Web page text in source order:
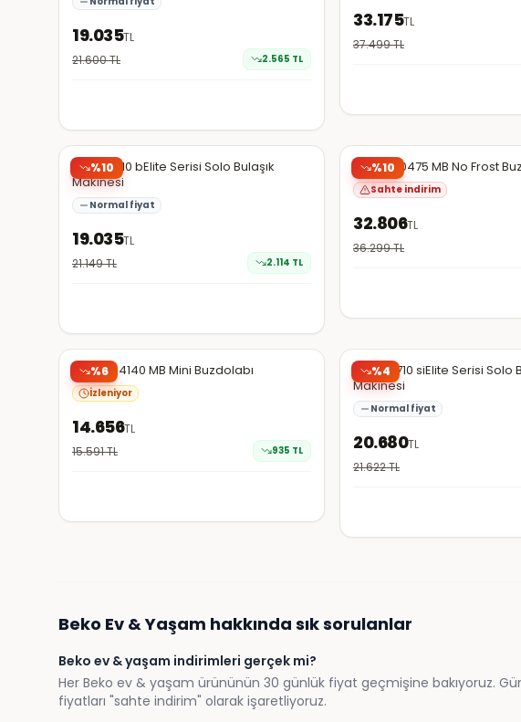
19.035TL
21.600TL 2.565 TL
33.175TL
37.499TL
%10
Hepsiburada
Beko B 710 bElite Serisi Solo Bulaşık
Makinesi
Normal fiyat
19.035TL
21.149TL 2.114 TL
%10
Beko 670475 MB No Frost
Sahte indirim
32.806TL
36.299TL
%6
Hepsiburada
Beko 754140 MB Mini Buzdolabı
İzleniyor
14.656TL
15.591TL 935 TL
%4
Beko B 710 siElite Serisi Solo
Makinesi
Normal fiyat
20.680TL
21.622TL
Beko Ev & Yaşam hakkında sık sorulanlar
Beko ev & yaşam indirimleri gerçek mi?
Her Beko ev & yaşam ürününün 30 günlük fiyat geçmişine bakıyoruz.
fiyatları "sahte indirim" olarak işaretliyoruz.